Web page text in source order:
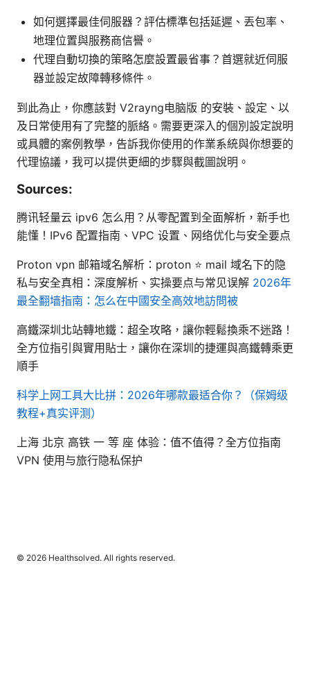
如何選擇最佳伺服器？評估標準包括延遲、丟包率、
地理位置與服務商信譽。
代理自動切換的策略怎麼設置最省事？首選就近伺服
器並設定故障轉移條件。
到此為止，你應該對 V2rayng电脑版 的安裝、設定、以
及日常使用有了完整的脈絡。需要更深入的個別設定說明
或具體的案例教學，告訴我你使用的作業系統與你想要的
代理協議，我可以提供更細的步驟與截圖說明。
Sources:
腾讯轻量云 ipv6 怎么用？从零配置到全面解析，新手也
能懂！IPv6 配置指南、VPC 设置、网络优化与安全要点
Proton vpn 邮箱域名解析：proton ⭐ mail 域名下的隐
私与安全真相：深度解析、实操要点与常见误解 2026年
最全翻墙指南：怎么在中國安全高效地訪問被
高鐵深圳北站轉地鐵：超全攻略，讓你輕鬆換乘不迷路！
全方位指引與實用貼士，讓你在深圳的捷運與高鐵轉乘更
順手
科学上网工具大比拼：2026年哪款最适合你？（保姆级
教程+真实评测）
上海 北京 高铁 一 等 座 体验：值不值得？全方位指南
VPN 使用与旅行隐私保护
© 2026 Healthsolved. All rights reserved.